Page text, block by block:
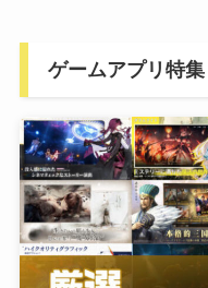
ゲームアプリ特集